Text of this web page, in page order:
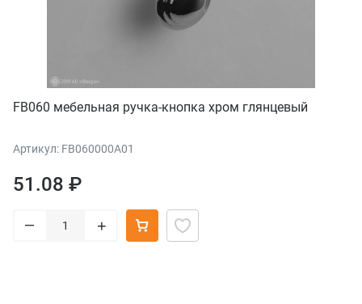
FB060 мебельная ручка-кнопка хром глянцевый
Артикул: FB060000A01
51.08 ₽
– +